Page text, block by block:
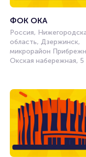
ФОК ОКА
Россия,
область, Дзержинск,
микрорайон
Окская набережная, 5